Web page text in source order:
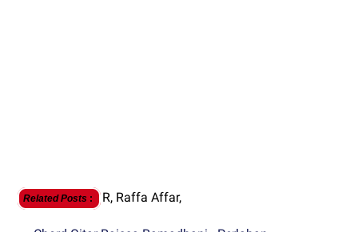
Related Posts : R, Raffa Affar,